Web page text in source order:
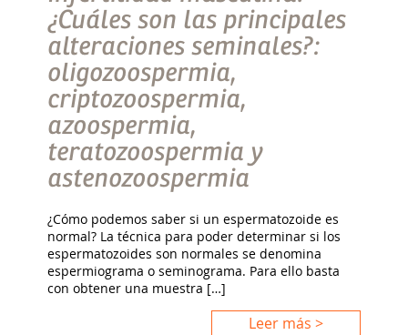
¿Cuáles son las principales
alteraciones seminales?:
oligozoospermia,
criptozoospermia,
azoospermia,
teratozoospermia y
astenozoospermia
¿Cómo podemos saber si un espermatozoide es
normal? La técnica para poder determinar si los
espermatozoides son normales se denomina
espermiograma o seminograma. Para ello basta
con obtener una muestra […]
Leer más >